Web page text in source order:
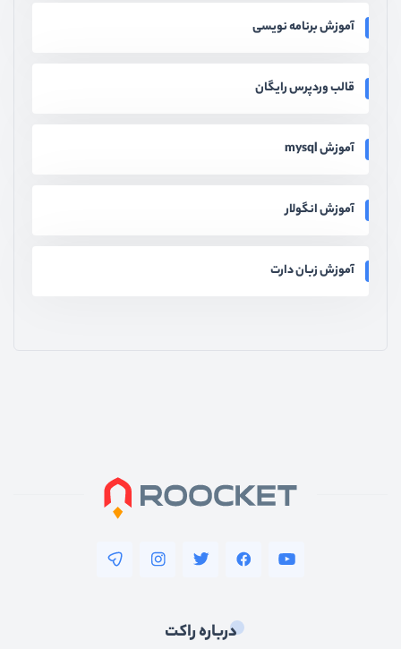
آموزش برنامه نویسی
قالب وردپرس رایگان
آموزش mysql
آموزش انگولار
آموزش زبان دارت
درباره راکت